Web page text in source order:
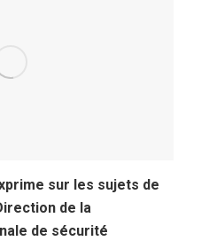
sur les sujets de
de la
de sécurité